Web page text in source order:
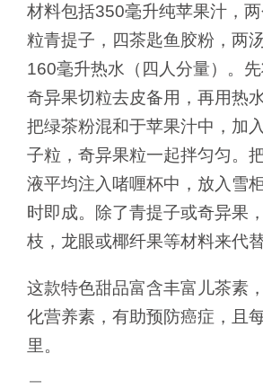
材料包括350毫升纯苹果汁，
粒青提子，四茶匙鱼胶粉，两
160毫升热水（四人分量）。
奇异果切粒去皮备用，再用热
把绿茶粉混和于苹果汁中，加
子粒，奇异果粒一起拌匀匀。
液平均注入啫喱杯中，放入雪
时即成。除了青提子或奇异果
枝，龙眼或椰纤果等材料来代替
这款特色甜品富含丰富儿茶素
化营养素，有助预防癌症，且
里。